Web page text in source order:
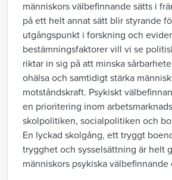
människors välbefinnande sätts i
på ett helt annat sätt blir styrande
utgångspunkt i forskning och
bestämningsfaktorer vill vi se
riktar in sig på att minska
ohälsa och samtidigt stärka
motståndskraft. Psykiskt
en prioritering inom
skolpolitiken, socialpolitiken och
En lyckad skolgång, ett tryggt
trygghet och sysselsättning är helt
människors psykiska välbefinnande